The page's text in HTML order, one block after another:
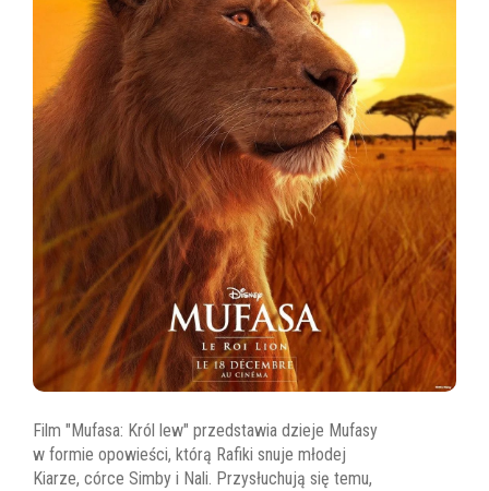
Film "Mufasa: Król lew" przedstawia dzieje Mufasy
w formie opowieści, którą Rafiki snuje młodej
Kiarze, córce Simby i Nali. Przysłuchują się temu,